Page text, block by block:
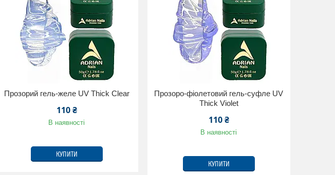
Прозорий гель-желе UV Thick Clear
110 ₴
В наявності
КУПИТИ
Прозоро-фіолетовий гель-суфле UV
Thick Violet
110 ₴
В наявності
КУПИТИ